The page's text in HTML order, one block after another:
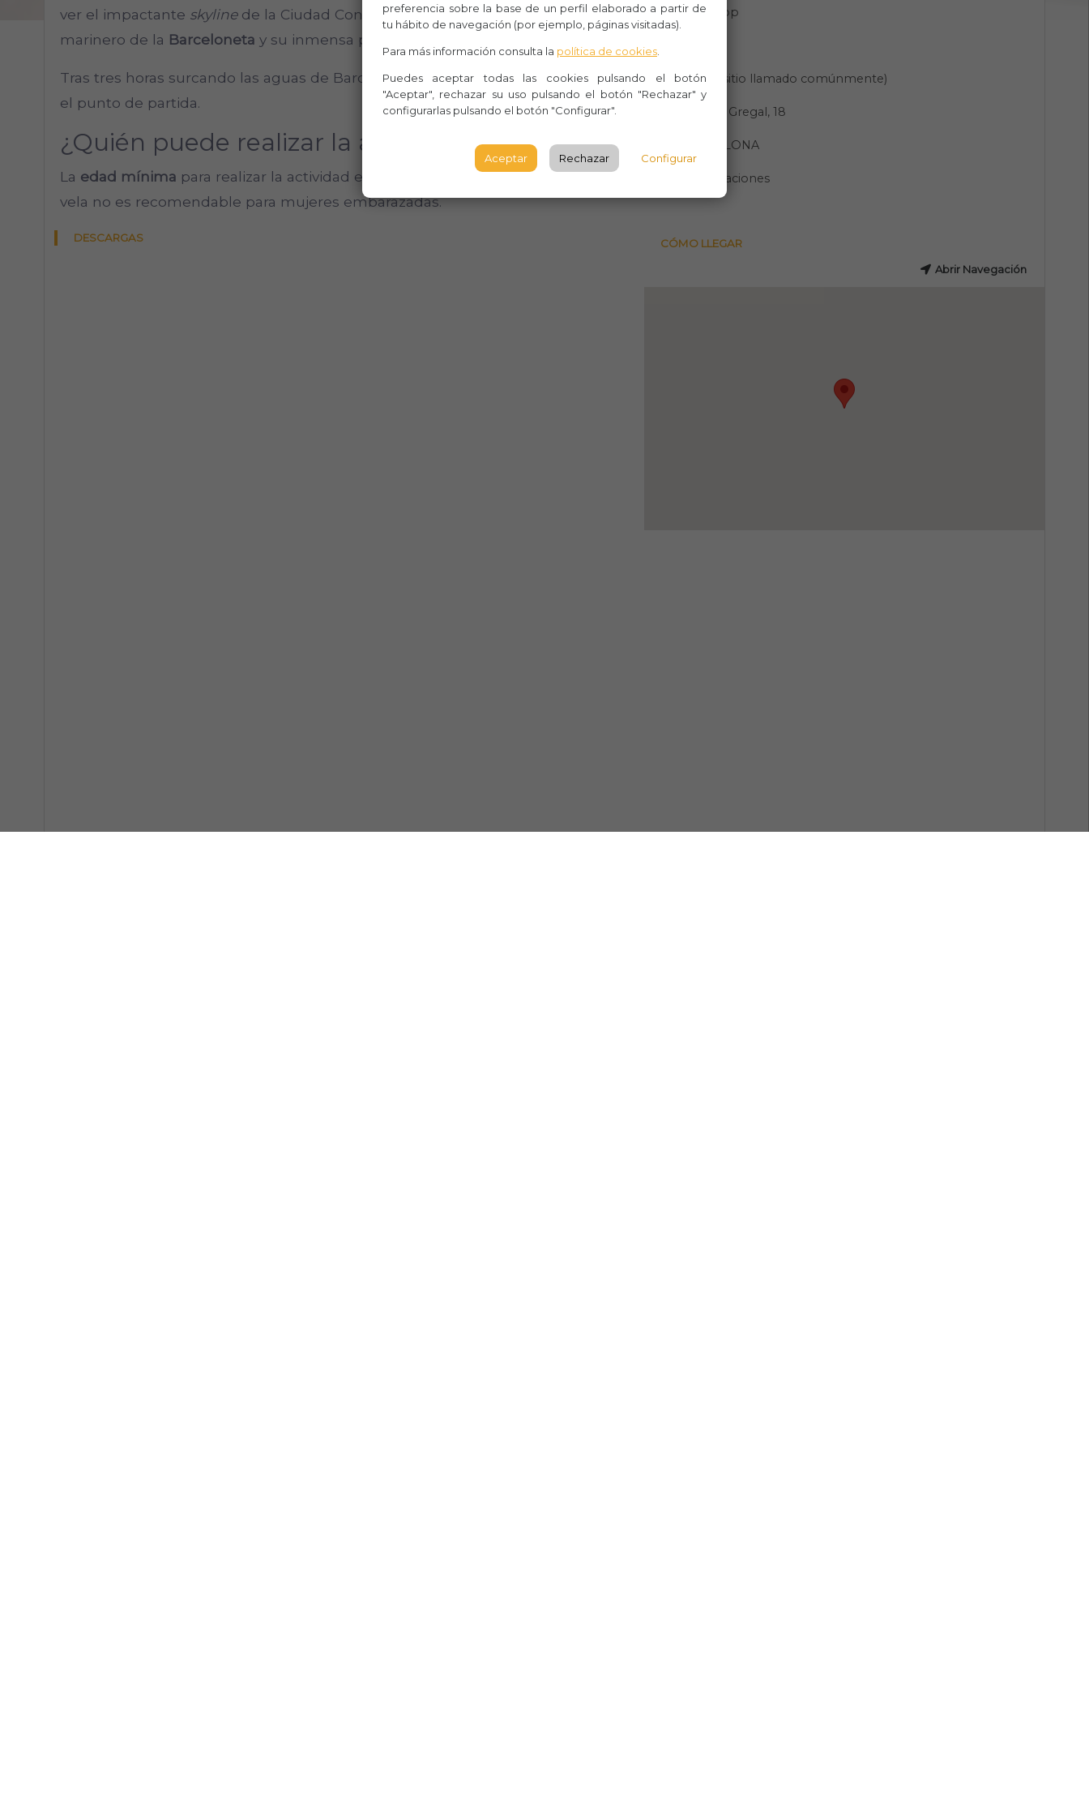
ver el impactante skylinede la Ciudad Condal. Además, admiraremos el barrio
marinero de la Barceloneta y su inmensa playa.
Tras tres horas surcando las aguas de Barcelona, finalizaremos la actividad en
el punto de partida.
¿Quién puede realizar la actividad?
La edad mínima para realizar la actividad es de
. Además, el curso de
vela no es recomendable para mujeres embarazadas.
DESCARGAS
Whasapp
Lugar (sitio llamado comúnmente)
Moll de Gregal, 18
BARCELONA
Observaciones
CÓMO LLEGAR
Abrir Navegación
preferencia sobre la base de un perfil elaborado a partir de
tu hábito de navegación (por ejemplo, páginas visitadas).
Para más información consulta la política de cookies
Puedes aceptar todas las cookies pulsando el botón
"Aceptar", rechazar su uso pulsando el botón "Rechazar" y
configurarlas pulsando el botón "Configurar".
Aceptar Rechazar Configurar